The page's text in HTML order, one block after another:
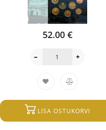
52.00 €
LISA OSTUKORVI